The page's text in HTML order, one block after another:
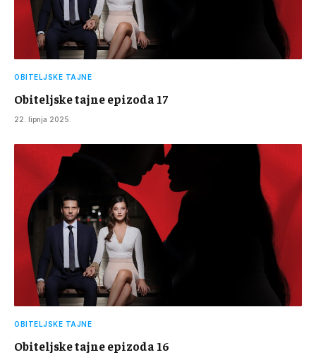
OBITELJSKE TAJNE
Obiteljske tajne epizoda 17
22. lipnja 2025.
OBITELJSKE TAJNE
Obiteljske tajne epizoda 16